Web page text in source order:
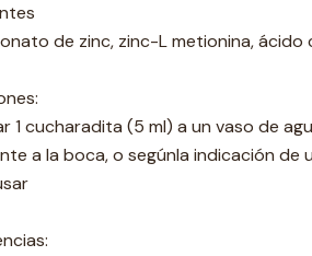
de zinc, zinc-L metionina,
1 cucharadita (5 ml) a un vaso de
a la boca, o segúnla indicación de